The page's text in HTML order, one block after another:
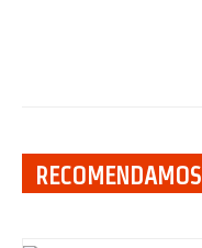
RECOMENDAMOS